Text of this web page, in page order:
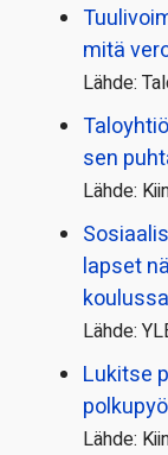
mitä
Lähde:
sen
Lähde:
lapset
koulussa
Lähde:
Lukitse
Lähde: